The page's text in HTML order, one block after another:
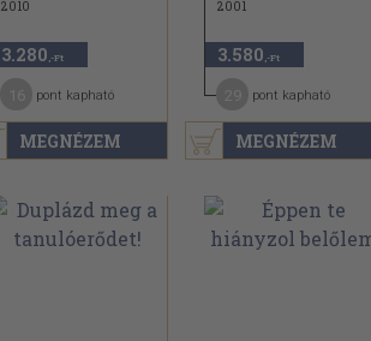
MEGNÉZEM
2010
3.280 ,-Ft
pont kapható
MEGNÉZEM
2001
3.580 ,-Ft
pont kapható